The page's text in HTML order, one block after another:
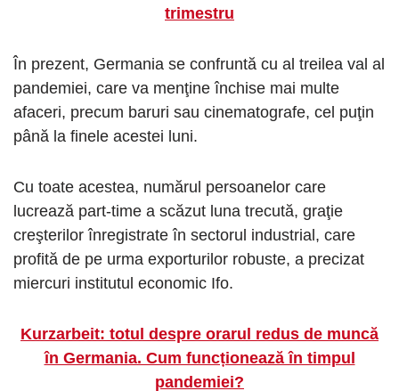
trimestru
În prezent, Germania se confruntă cu al treilea val al
pandemiei, care va menţine închise mai multe
afaceri, precum baruri sau cinematografe, cel puţin
până la finele acestei luni.
Cu toate acestea, numărul persoanelor care
lucrează part-time a scăzut luna trecută, graţie
creşterilor înregistrate în sectorul industrial, care
profită de pe urma exporturilor robuste, a precizat
miercuri institutul economic Ifo.
Kurzarbeit: totul despre orarul redus de muncă
în Germania. Cum funcționează în timpul
pandemiei?